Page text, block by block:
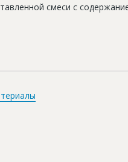
смеси с